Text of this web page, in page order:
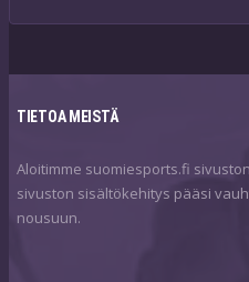
TIETOA MEISTÄ
Aloitimme suomiesports.fi
sivuston sisältökehitys pääsi
nousuun.